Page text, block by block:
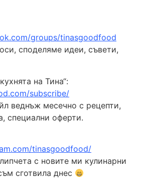
groups/tinasgoodfood
споделяме идеи, съвети,
на Тина“:
subscribe/
веднъж месечно с рецепти,
специални оферти.
tinasgoodfood/
с новите ми кулинарни
сготвила днес